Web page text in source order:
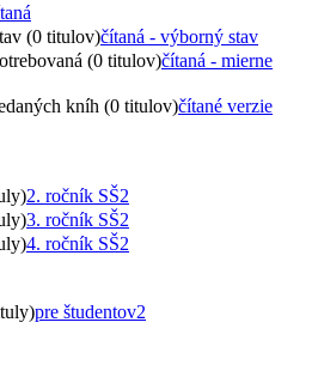
(0 titulov)čítaná - výborný stav
(0 titulov)čítaná - mierne
kníh (0 titulov)čítané verzie
2. ročník SŠ2
3. ročník SŠ2
4. ročník SŠ2
pre študentov2